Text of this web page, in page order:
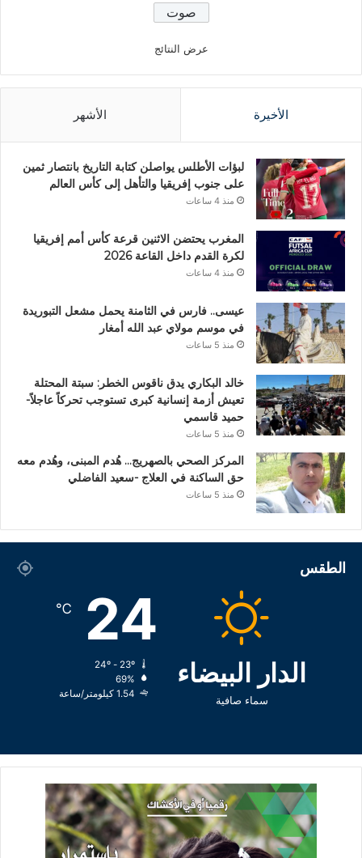
عرض النتائج
الأخيرة الأشهر
لبؤات الأطلس يواصلن كتابة التاريخ بانتصار ثمين
على جنوب إفريقيا والتأهل إلى كأس العالم
منذ 4 ساعات
المغرب يحتضن الاثنين قرعة كأس أمم إفريقيا
لكرة القدم داخل القاعة 2026
منذ 4 ساعات
عيسى.. فارس في الثامنة يحمل مشعل التبوريدة
في موسم مولاي عبد الله أمغار
منذ 5 ساعات
خالد البكاري يدق ناقوس الخطر: سبتة المحتلة
تعيش أزمة إنسانية كبرى تستوجب تحركاً عاجلاً-
حميد قاسمي
منذ 5 ساعات
المركز الصحي بالصهريج… هُدم المبنى، وهُدم معه
حق الساكنة في العلاج -سعيد الفاضلي
منذ 5 ساعات
الطقس
الدار البيضاء
سماء صافية
24
℃
69%
1.54 كيلومتر/ساعة